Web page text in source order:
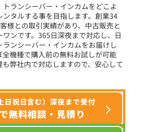
条件をリセット
ランシーバー・インカムをどこよ
ンタルする事を目指します。創業34
様との取引実績があり、中古販売と
ンです。365日深夜まで対応し、日
ンシーバー・インカムをお届けし
機種で購入前の無料お試しが可能
弊社内で対応しますので、安心して
日祝日含む）深夜まで受付
無料相談・見積り